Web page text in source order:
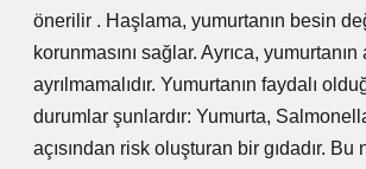
önerilir . Haşlama, yumurtanın besin
korunmasını sağlar. Ayrıca, yumurtanın
ayrılmamalıdır. Yumurtanın faydalı
durumlar şunlardır: Yumurta,
açısından risk oluşturan bir gıdadır. Bu